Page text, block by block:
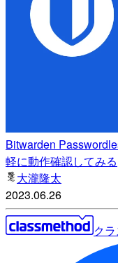
Bitwarden
軽に動作確認してみる
大瀧隆太
2023.06.26
ク